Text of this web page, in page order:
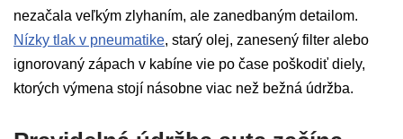
nezačala veľkým zlyhaním, ale zanedbaným detailom.
Nízky tlak v pneumatike, starý olej, zanesený filter alebo
ignorovaný zápach v kabíne vie po čase poškodiť diely,
ktorých výmena stojí násobne viac než bežná údržba.